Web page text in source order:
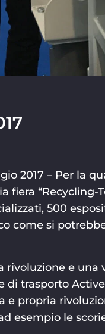
2017 – Per la
fiera “Recycling-
500
come si
rivoluzione e
di trasporto
e propria
esempio le